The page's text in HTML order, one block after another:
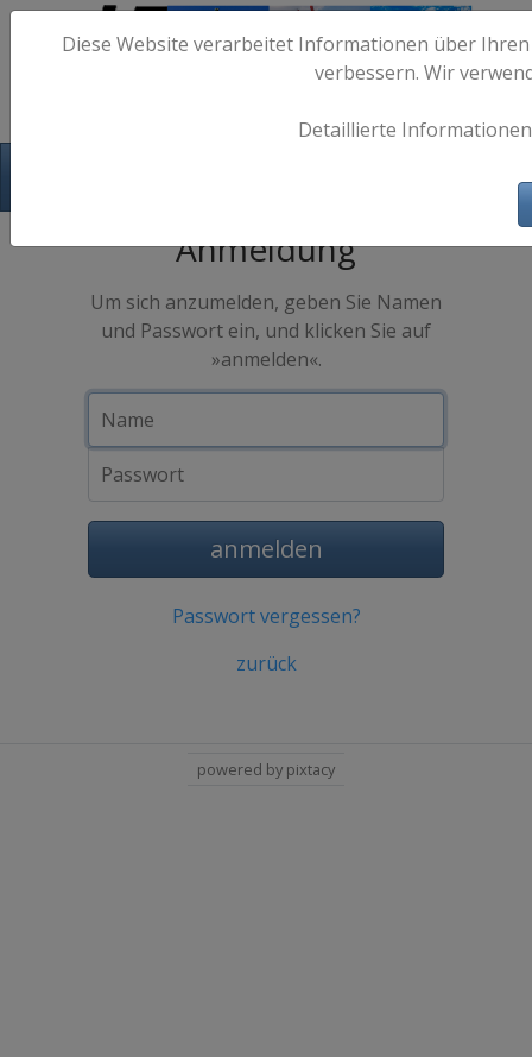
Anmeldung
Um sich anzumelden, geben Sie Namen
und Passwort ein, und klicken Sie auf
»anmelden«.
anmelden
Passwort vergessen?
zurück
Diese Website verarbeitet Informationen über
verbessern. Wir
Detaillierte
powered by pixtacy